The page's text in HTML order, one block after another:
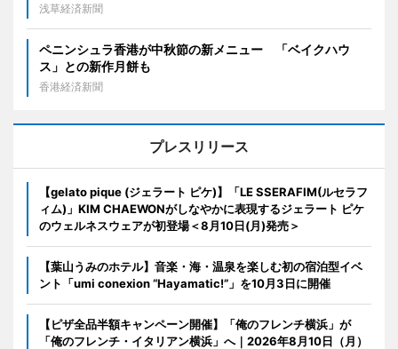
浅草経済新聞
ペニンシュラ香港が中秋節の新メニュー 「ベイクハウ
ス」との新作月餅も
香港経済新聞
プレスリリース
【gelato pique (ジェラート ピケ)】「LE SSERAFIM(ルセラフ
ィム)」KIM CHAEWONがしなやかに表現するジェラート ピケ
のウェルネスウェアが初登場＜8月10日(月)発売＞
【葉山うみのホテル】音楽・海・温泉を楽しむ初の宿泊型イベ
ント「umi conexion “Hayamatic!”」を10月3日に開催
【ピザ全品半額キャンペーン開催】「俺のフレンチ横浜」が
「俺のフレンチ・イタリアン横浜」へ｜2026年8月10日（月）